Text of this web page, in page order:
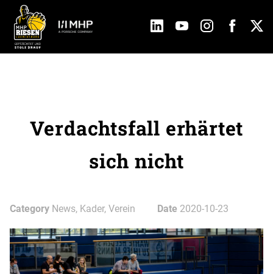
Verdachtsfall erhärtet
sich nicht
Category News, Kader, Verein Date 2020-10-23